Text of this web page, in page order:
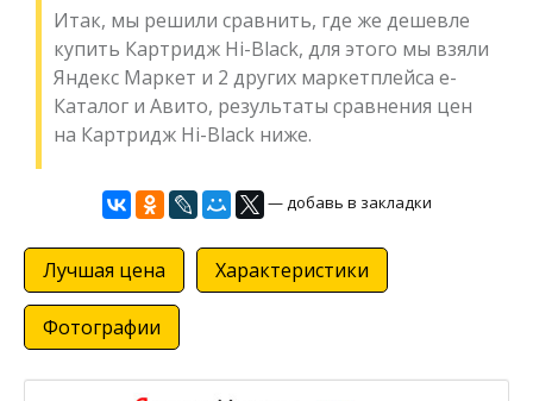
Итак, мы решили сравнить, где же дешевле
купить Картридж Hi-Black, для этого мы взяли
Яндекс Маркет и 2 других маркетплейса е-
Каталог и Авито, результаты сравнения цен
на Картридж Hi-Black ниже.
— добавь в закладки
Лучшая цена Характеристики
Фотографии